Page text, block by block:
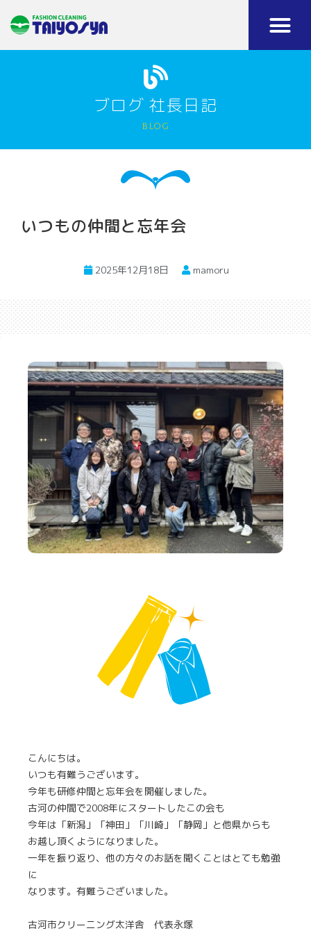
ブログ 社長日記
blog
いつもの仲間と忘年会
2025年12月18日 mamoru
こんにちは。
いつも有難うございます。
今年も研修仲間と忘年会を開催しました。
古河の仲間で2008年にスタートしたこの会も
今年は「新潟」「神田」「川崎」「静岡」と他県からも
お越し頂くようになりました。
一年を振り返り、他の方々のお話を聞くことはとても勉強
に
なります。有難うございました。
古河市クリーニング太洋舎 代表永塚